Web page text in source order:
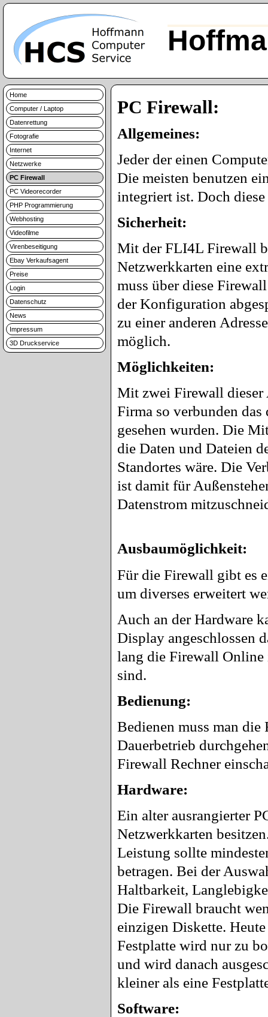
Home
Computer / Laptop
Datenrettung
Fotografie
Internet
Netzwerke
PC Firewall
PC Videorecorder
PHP Programmierung
Webhosting
Videofilme
Virenbeseitigung
Ebay Verkaufsagent
Preise
Login
Datenschutz
News
Impressum
3D Druckservice
PC Firewall:
Allgemeines:
Jeder der einen
Die meisten benutzen
integriert ist. Doch
Sicherheit:
Mit der FLI4L Firewall
Netzwerkkarten eine
muss über diese
der Konfiguration
zu einer anderen
möglich.
Möglichkeiten:
Mit zwei Firewall dieser
Firma so verbunden
gesehen wurden. Die
die Daten und Dateien
Standortes wäre. Die
ist damit für
Datenstrom
Ausbaumöglichkeit:
Für die Firewall gibt es
um diverses erweitert
Auch an der Hardware
Display angeschlossen
lang die Firewall Online
sind.
Bedienung:
Bedienen muss man
Dauerbetrieb
Firewall Rechner
Hardware:
Ein alter ausrangierter
Netzwerkkarten
Leistung sollte
betragen. Bei der
Haltbarkeit,
Die Firewall braucht
einzigen Diskette.
Festplatte wird nur zu
und wird danach
kleiner als eine
Software: